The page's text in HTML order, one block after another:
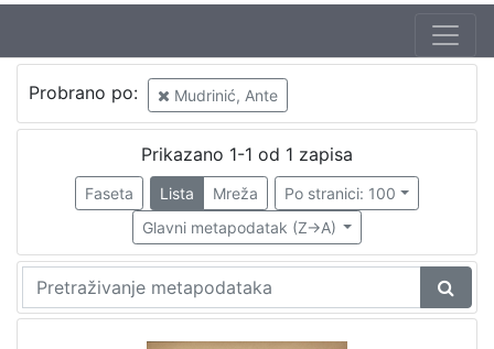
Probrano po: Mudrinić, Ante
Prikazano 1-1 od 1 zapisa
Faseta Lista Mreža
Po stranici: 100
Glavni metapodatak (Z->A)